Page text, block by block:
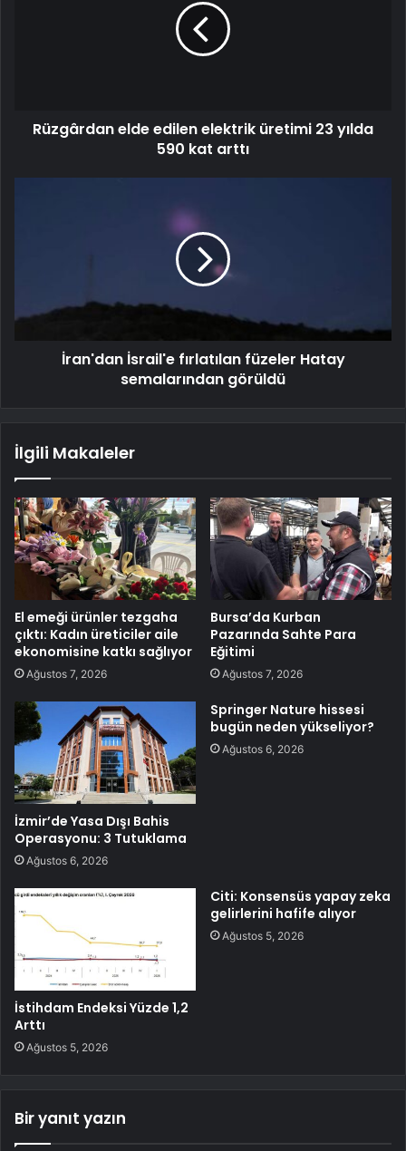
Rüzgârdan elde edilen elektrik üretimi 23 yılda
590 kat arttı
İran'dan İsrail'e fırlatılan füzeler Hatay
semalarından görüldü
İlgili Makaleler
El emeği ürünler tezgaha
çıktı: Kadın üreticiler aile
ekonomisine katkı sağlıyor
Ağustos 7, 2026
Bursa’da Kurban
Pazarında Sahte Para
Eğitimi
Ağustos 7, 2026
İzmir’de Yasa Dışı Bahis
Operasyonu: 3 Tutuklama
Ağustos 6, 2026
Springer Nature hissesi
bugün neden yükseliyor?
Ağustos 6, 2026
İstihdam Endeksi Yüzde 1,2
Arttı
Ağustos 5, 2026
Citi: Konsensüs yapay zeka
gelirlerini hafife alıyor
Ağustos 5, 2026
Bir yanıt yazın